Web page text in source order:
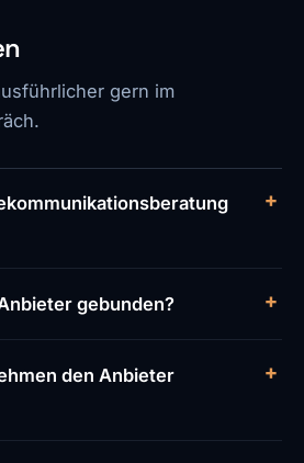
gern im
gebunden?
den Anbieter